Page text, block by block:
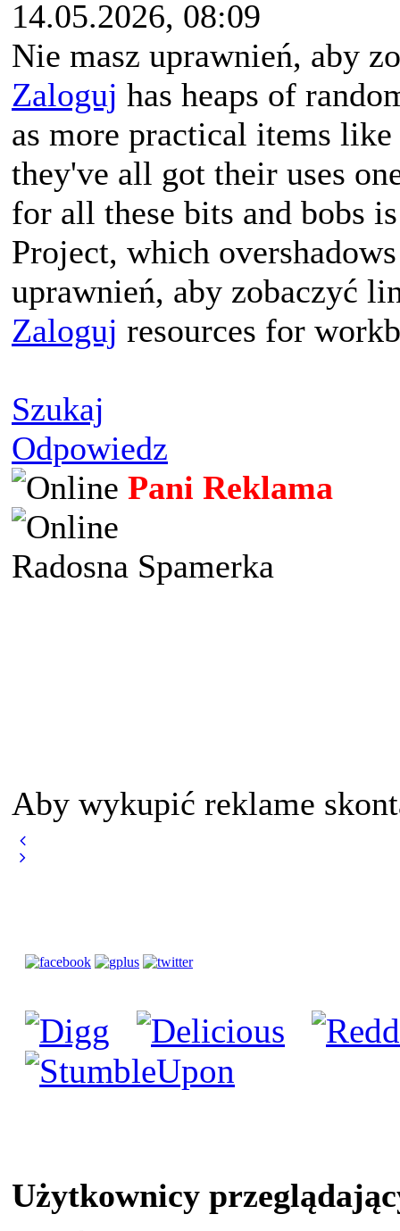
14.05.2026, 08:09
Nie masz uprawnień, aby
Zaloguj has heaps of
as more practical items
they've all got their uses
for all these bits and bobs
Project, which
uprawnień, aby zobaczyć
Zaloguj resources for
Szukaj
Odpowiedz
Pani Reklama
Radosna Spamerka
Aby wykupić reklame
Użytkownicy